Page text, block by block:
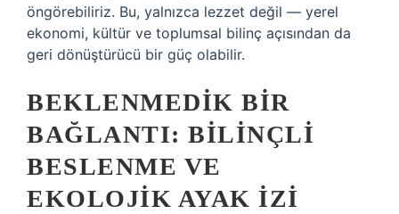
öngörebiliriz. Bu, yalnızca lezzet değil — yerel
ekonomi, kültür ve toplumsal bilinç açısından da
geri dönüştürücü bir güç olabilir.
BEKLENMEDIK BIR
BAĞLANTI: BILINÇLI
BESLENME VE
EKOLOJIK AYAK İZI